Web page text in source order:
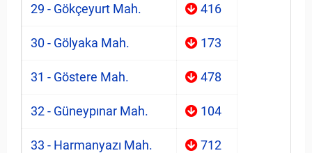
29 - Gökçeyurt Mah. 416
30 - Gölyaka Mah. 173
31 - Göstere Mah. 478
32 - Güneypınar Mah. 104
33 - Harmanyazı Mah. 712